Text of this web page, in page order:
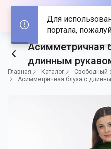
Асимметричная
длинным
Главная Каталог Свободный
Асимметричная блуза с
Для
портала,